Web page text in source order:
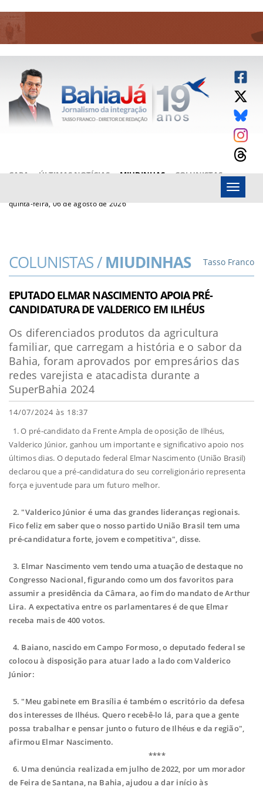
CAPA ÚLTIMAS NOTÍCIAS MIUDINHAS
COLUNISTAS
quinta-feira, 06 de agosto de 2026
Menu
COLUNISTAS /MIUDINHAS Tasso Franco
EPUTADO ELMAR NASCIMENTO APOIA PRÉ-
CANDIDATURA DE VALDERICO EM ILHÉUS
Os diferenciados produtos da agricultura
familiar, que carregam a história e o sabor da
Bahia, foram aprovados por empresários das
redes varejista e atacadista durante a
SuperBahia 2024
14/07/2024 às 18:37
1.O pré-candidato da Frente Ampla de oposição de Ilhéus,
Valderico Júnior, ganhou um importante e significativo apoio nos
últimos dias. O deputado federal Elmar Nascimento (União Brasil)
declarou que a pré-candidatura do seu correligionário representa
força e juventude para um futuro melhor.
2. "Valderico Júnior é uma das grandes lideranças regionais.
Fico feliz em saber que o nosso partido União Brasil tem uma
pré-candidatura forte, jovem e competitiva", disse.
3. Elmar Nascimento vem tendo uma atuação de destaque no
Congresso Nacional, figurando como um dos favoritos para
assumir a presidência da Câmara, ao fim do mandato de Arthur
Lira. A expectativa entre os parlamentares é de que Elmar
receba mais de 400 votos.
4. Baiano, nascido em Campo Formoso, o deputado federal se
colocou à disposição para atuar lado a lado com Valderico
Júnior:
5. "Meu gabinete em Brasília é também o escritório da defesa
dos interesses de Ilhéus. Quero recebê-lo lá, para que a gente
possa trabalhar e pensar junto o futuro de Ilhéus e da região",
afirmou Elmar Nascimento.
****
6. Uma denúncia realizada em julho de 2022, por um morador
de Feira de Santana, na Bahia, ajudou a dar início às